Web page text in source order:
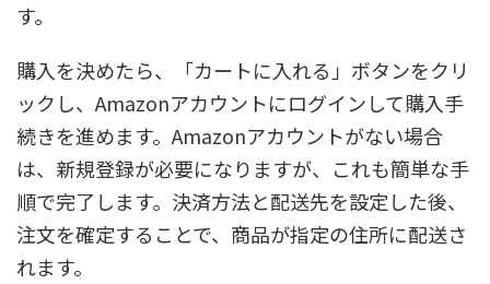
す。
購入を決めたら、「カートに入れる」ボタンをクリ
ックし、Amazonアカウントにログインして購入手
続きを進めます。Amazonアカウントがない場合
は、新規登録が必要になりますが、これも簡単な手
順で完了します。決済方法と配送先を設定した後、
注文を確定することで、商品が指定の住所に配送さ
れます。